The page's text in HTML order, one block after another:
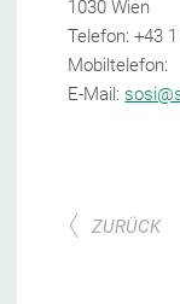
1030 Wien
‌Telefon: +43
Mobiltelefon:
‌E-Mail:
ZURÜCK